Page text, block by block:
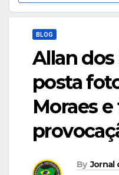
BLOG
Allan dos
posta
Moraes
By Jornal